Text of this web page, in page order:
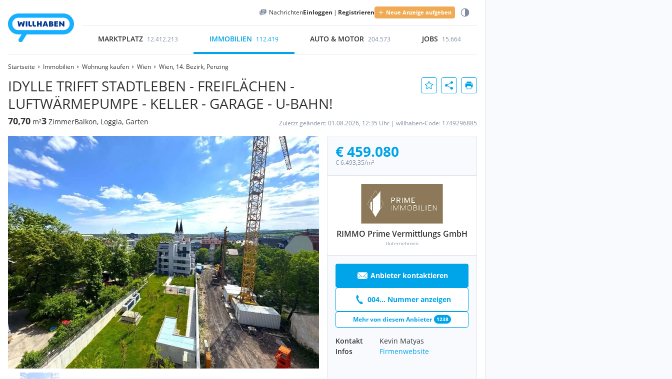
NachrichtenEinloggen | Registrieren Neue Anzeige aufgeben
MARKTPLATZ 12.412.213 IMMOBILIEN 112.419 AUTO & MOTOR 204.573 JOBS 15.664
Startseite Immobilien Wohnung kaufen Wien Wien, 14. Bezirk, Penzing
IDYLLE TRIFFT STADTLEBEN - FREIFLÄCHEN -
LUFTWÄRMEPUMPE - KELLER - GARAGE - U-BAHN!
70,70 m²3 ZimmerBalkon, Loggia, Garten Zuletzt geändert: 01.08.2026, 12:35 Uhr | willhaben-Code: 1749296885
€ 459.080
€ 6.493,35/m²
RIMMO Prime Vermittlungs GmbH
Unternehmen
Anbieter kontaktieren
004... Nummer anzeigen
Mehr von diesem Anbieter 1238
Kontakt
Kevin Matyas
Infos
Firmenwebsite